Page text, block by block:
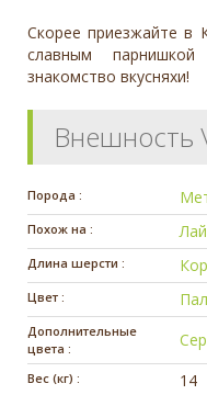
Скорее приезжайте в
славным
знакомство вкусняхи!
Внешность
Порода :
Похож на :
Длина шерсти :
Цвет :
Дополнительные
цвета :
Вес (кг) : 14